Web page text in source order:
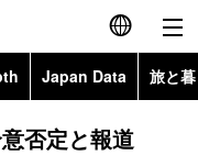
English
简体字
Japan Data 旅と
Topics
否定と報道